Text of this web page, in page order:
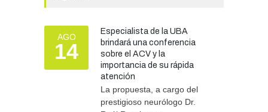
Más de 100 atletas
participaron del Duatlón en
Chascomús
DEPORTES 10/08/2026
AGO
14
Especialista de la UBA
brindará una conferencia
sobre el ACV y la
importancia de su rápida
atención
La propuesta, a cargo del
prestigioso neurólogo Dr.